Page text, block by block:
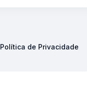
Política de Privacidade